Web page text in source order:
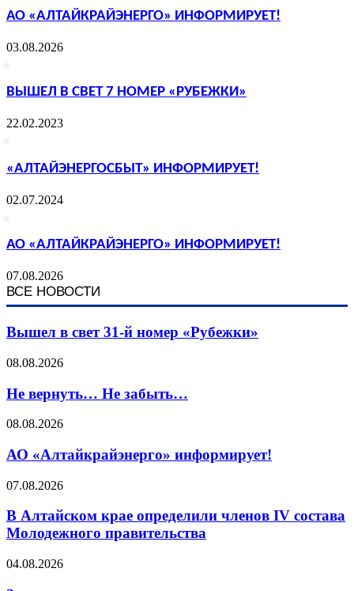
АО «АЛТАЙКРАЙЭНЕРГО» ИНФОРМИРУЕТ!
03.08.2026
ВЫШЕЛ В СВЕТ 7 НОМЕР «РУБЕЖКИ»
22.02.2023
«АЛТАЙЭНЕРГОСБЫТ» ИНФОРМИРУЕТ!
02.07.2024
АО «АЛТАЙКРАЙЭНЕРГО» ИНФОРМИРУЕТ!
07.08.2026
ВСЕ НОВОСТИ
Вышел в свет 31-й номер «Рубежки»
08.08.2026
Не вернуть… Не забыть…
08.08.2026
АО «Алтайкрайэнерго» информирует!
07.08.2026
В Алтайском крае определили членов IV состава
Молодежного правительства
04.08.2026